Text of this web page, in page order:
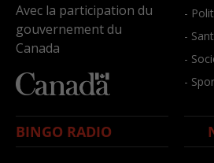
Avec la participation du
gouvernement du
Canada
-
-
-
-
BINGO RADIO